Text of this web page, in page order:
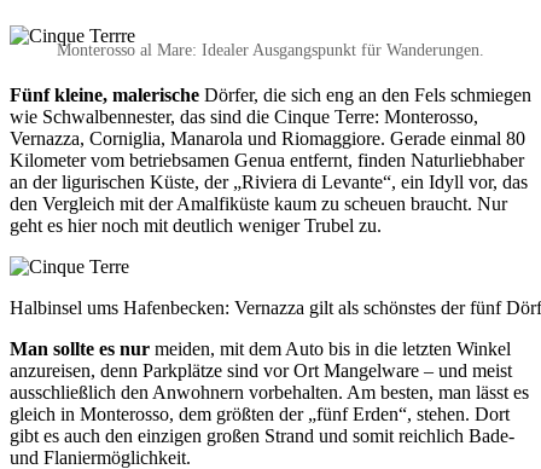
Monterosso al Mare: Idealer Ausgangspunkt für Wanderungen.
Fünf kleine, malerische Dörfer, die sich eng an den Fels schmiegen
wie Schwalbennester, das sind die Cinque Terre: Monterosso,
Vernazza, Corniglia, Manarola und Riomaggiore. Gerade einmal 80
Kilometer vom betriebsamen Genua entfernt, finden Naturliebhaber
an der ligurischen Küste, der „Riviera di Levante“, ein Idyll vor, das
den Vergleich mit der Amalfiküste kaum zu scheuen braucht. Nur
geht es hier noch mit deutlich weniger Trubel zu.
Halbinsel ums Hafenbecken: Vernazza gilt als schönstes der fünf
Man sollte es nur meiden, mit dem Auto bis in die letzten Winkel
anzureisen, denn Parkplätze sind vor Ort Mangelware – und meist
ausschließlich den Anwohnern vorbehalten. Am besten, man lässt es
gleich in Monterosso, dem größten der „fünf Erden“, stehen. Dort
gibt es auch den einzigen großen Strand und somit reichlich Bade-
und Flaniermöglichkeit.